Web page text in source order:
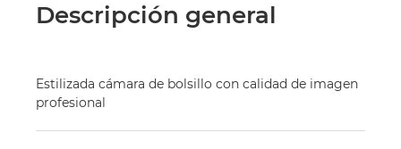
Descripción general
Estilizada cámara de bolsillo con calidad de imagen
profesional